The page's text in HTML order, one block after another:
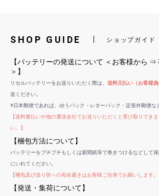
SHOP GUIDE ショップガイド
【バッテリーの発送について ＜お客様から
＞】
リセルバッテリーをお送りいただく際は、 送料元払い（お客様
送ください。
※日本郵便であれば、ゆうパック・レターパック・定形外郵便な
【送料着払いや他の運送会社でお送りいただくと受け取りでき
い。】
【梱包方法について】
バッテリーをプチプチもしくは新聞紙等で巻きつけるなどして
にいれてください。
【梱包及び送り状への宛名書きはお客様ご自身でお願いします。
【発送・集荷について】